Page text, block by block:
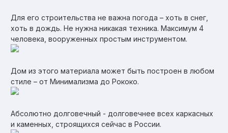
Для его строительства не важна погода – хоть в снег,
хоть в дождь. Не нужна никакая техника. Максимум 4
человека, вооруженных простым инструментом.
Дом из этого материала может быть построен в любом
стиле – от Минимализма до Рококо.
Абсолютно долговечный - долговечнее всех каркасных
и каменных, строящихся сейчас в России.